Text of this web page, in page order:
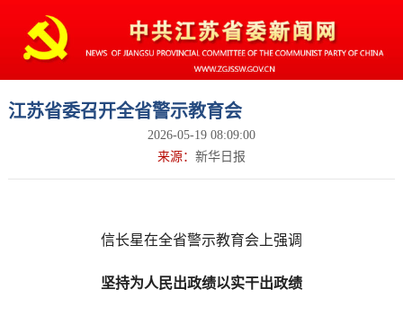
江苏省委召开全省警示教育会
2026-05-19 08:09:00
来源： 新华日报
信长星在全省警示教育会上强调
坚持为人民出政绩以实干出政绩